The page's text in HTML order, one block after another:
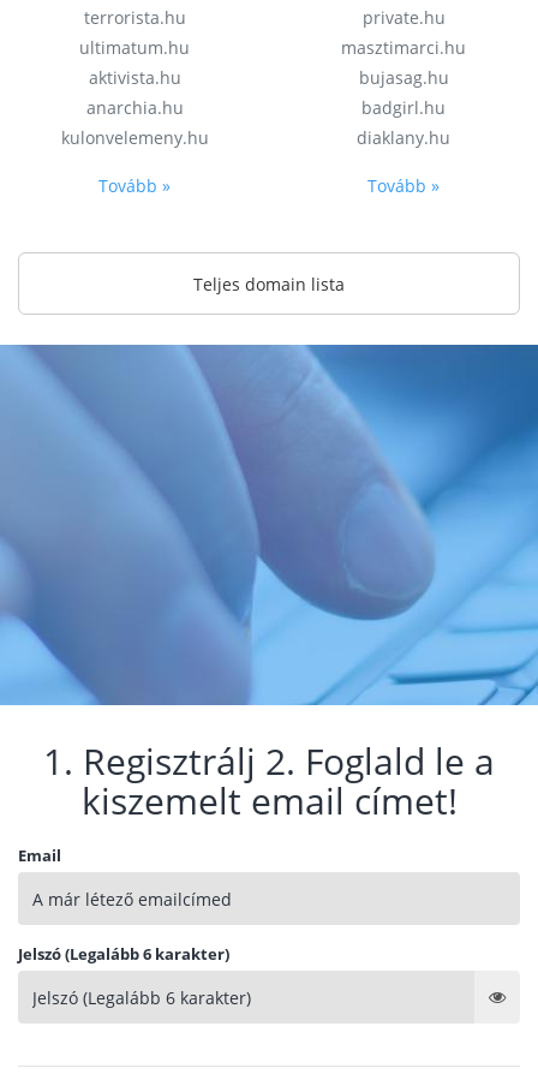
terrorista.hu
ultimatum.hu
aktivista.hu
anarchia.hu
kulonvelemeny.hu
Tovább »
private.hu
masztimarci.hu
bujasag.hu
badgirl.hu
diaklany.hu
Tovább »
Teljes domain lista
1. Regisztrálj 2. Foglald le a
kiszemelt email címet!
Email
Jelszó (Legalább 6 karakter)